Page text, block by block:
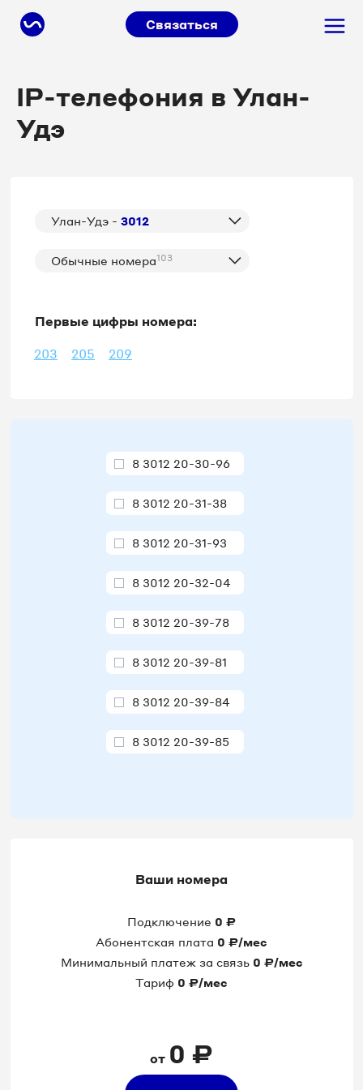
Связаться
IP-телефония в Улан-
Удэ
Улан-Удэ - 3012
Обычные номера103
Первые цифры номера:
203
205 209
8 3012 20-30-96
8 3012 20-31-38
8 3012 20-31-93
8 3012 20-32-04
8 3012 20-39-78
8 3012 20-39-81
8 3012 20-39-84
8 3012 20-39-85
8 3012 20-50-87
8 3012 20-50-91
8 3012 20-51-13
Ваши номера
Подключение 0 ₽
Абонентская плата 0 ₽/мес
Минимальный платеж за связь 0 ₽/мес
Тариф 0 ₽/мес
от 0 ₽